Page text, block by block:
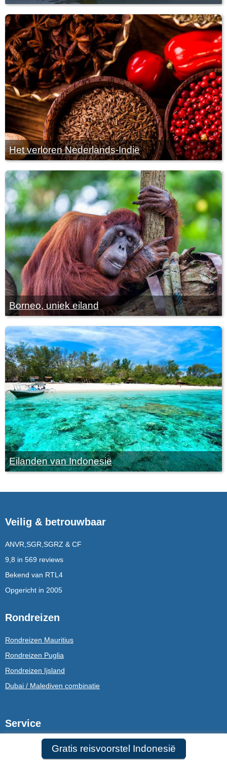
Gratis reisvoorstel Indonesië
Het verloren Nederlands-Indië
Borneo, uniek eiland
Eilanden van Indonesië
Veilig & betrouwbaar
ANVR,SGR,SGRZ & CF
9,8 in 569 reviews
Bekend van RTL4
Opgericht in 2005
Rondreizen
Rondreizen Mauritius
Rondreizen Puglia
Rondreizen Ijsland
Dubai / Malediven combinatie
Service
Persoonlijk & snel contact
Advies van reisspecialist